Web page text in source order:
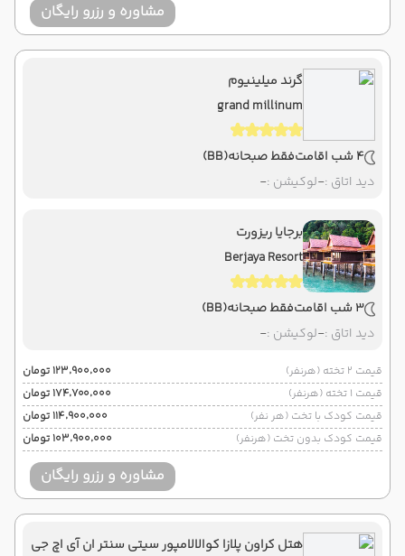
مشاوره و رزرو رایگان
گرند میلینیوم
grand millinum
4 شب اقامت فقط صبحانه(BB)
دید اتاق :-لوکیشن :-
برجایا ریزورت
Berjaya Resort
3 شب اقامت فقط صبحانه(BB)
دید اتاق :-لوکیشن :-
قیمت 2 تخته (هرنفر)
۱۲۳٬۹۰۰٬۰۰۰ تومان
قیمت 1 تخته (هرنفر)
۱۷۴٬۷۰۰٬۰۰۰ تومان
قیمت کودک با تخت (هر نفر)
۱۱۴٬۹۰۰٬۰۰۰ تومان
قیمت کودک بدون تخت (هرنفر)
۱۰۳٬۹۰۰٬۰۰۰ تومان
مشاوره و رزرو رایگان
هتل کراون پلازا کوالالامپور سیتی سنتر ان آی اچ جی